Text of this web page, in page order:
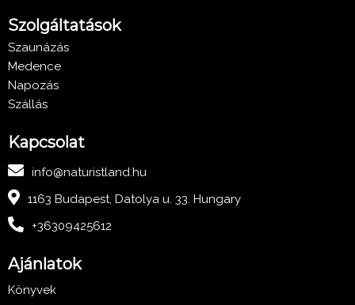
Szolgáltatások
Szaunázás
Medence
Napozás
Szállás
Kapcsolat
info@naturistland.hu
1163 Budapest, Datolya u. 33. Hungary
+36309425612
Ajánlatok
Könyvek